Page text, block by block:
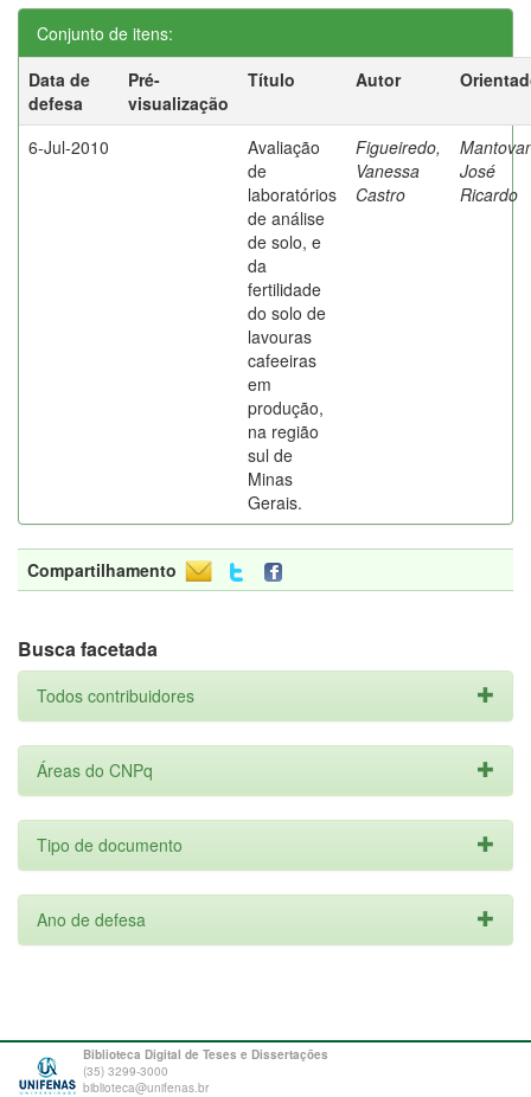
Conjunto de itens:
Data de
defesa
Pré-
visualização
Título Autor
6-Jul-2010
Avaliação
de
laboratórios
de análise
de solo, e
da
fertilidade
do solo de
lavouras
cafeeiras
em
produção,
na região
sul de
Minas
Gerais.
Figueiredo,
Vanessa
Castro
José
Ricardo
Compartilhamento
Busca facetada
Todos contribuidores
Áreas do CNPq
Tipo de documento
Ano de defesa
Biblioteca Digital de Teses e Dissertações
(35) 3299-3000
biblioteca@unifenas.br